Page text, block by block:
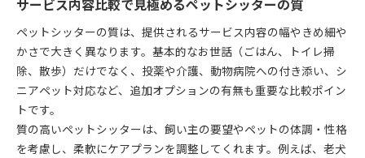
サービス内容比較で見極めるペットシッターの質
ペットシッターの質は、提供されるサービス内容の幅やきめ細や
かさで大きく異なります。基本的なお世話（ごはん、トイレ掃
除、散歩）だけでなく、投薬や介護、動物病院への付き添い、シ
ニアペット対応など、追加オプションの有無も重要な比較ポイン
トです。
質の高いペットシッターは、飼い主の要望やペットの体調・性格
を考慮し、柔軟にケアプランを調整してくれます。例えば、老犬